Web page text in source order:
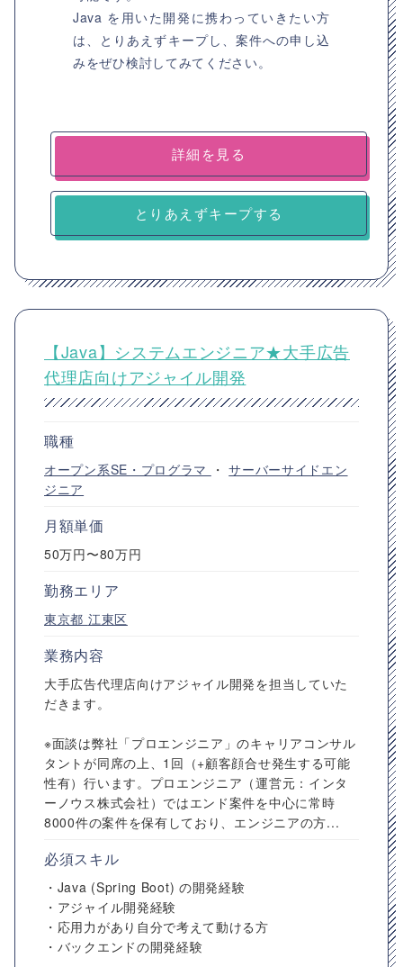
Java を用いた開発に携わっていきたい方
は、とりあえずキープし、案件への申し込
みをぜひ検討してみてください。
詳細を見る
とりあえずキープする
【Java】システムエンジニア★大手広告
代理店向けアジャイル開発
職種
オープン系SE・プログラマ ・サーバーサイドエン
ジニア
月額単価
50万円〜80万円
勤務エリア
東京都 江東区
業務内容
大手広告代理店向けアジャイル開発を担当していた
だきます。
※面談は弊社「プロエンジニア」のキャリアコンサル
タントが同席の上、1回（+顧客顔合せ発生する可能
性有）行います。プロエンジニア（運営元：インタ
ーノウス株式会社）ではエンド案件を中心に常時
8000件の案件を保有しており、エンジニアの方...
必須スキル
・Java (Spring Boot) の開発経験
・アジャイル開発経験
・応用力があり自分で考えて動ける方
・バックエンドの開発経験